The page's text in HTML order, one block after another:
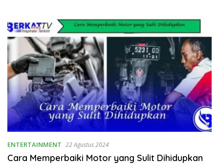
ENTERTAINMENT 22 Agustus 2024
Cara Memperbaiki Motor yang Sulit Dihidupkan